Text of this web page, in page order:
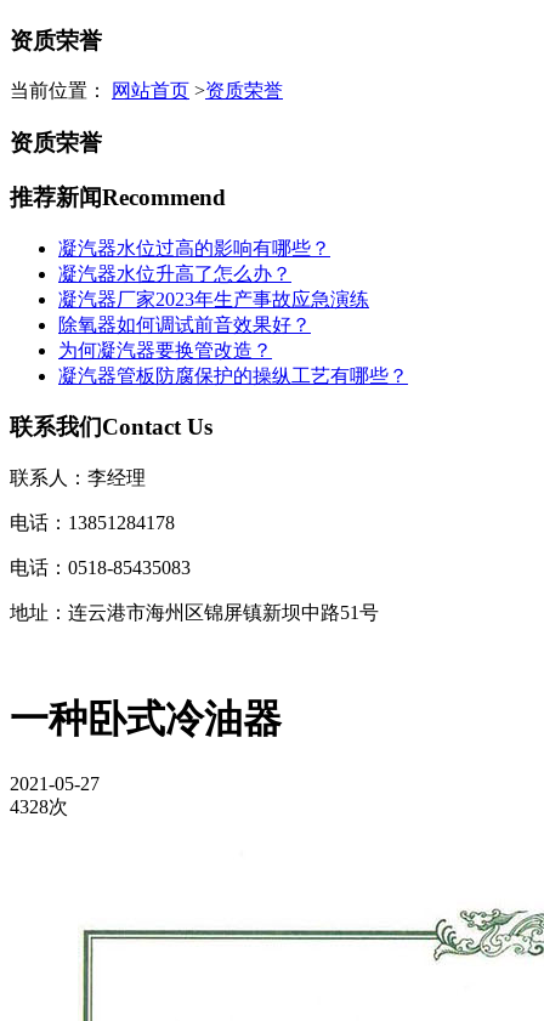
资质荣誉
当前位置： 网站首页 >资质荣誉
资质荣誉
推荐新闻Recommend
凝汽器水位过高的影响有哪些？
凝汽器水位升高了怎么办？
凝汽器厂家2023年生产事故应急演练
除氧器如何调试前音效果好？
为何凝汽器要换管改造？
凝汽器管板防腐保护的操纵工艺有哪些？
联系我们Contact Us
联系人：李经理
电话：13851284178
电话：0518-85435083
地址：连云港市海州区锦屏镇新坝中路51号
一种卧式冷油器
2021-05-27
4328次